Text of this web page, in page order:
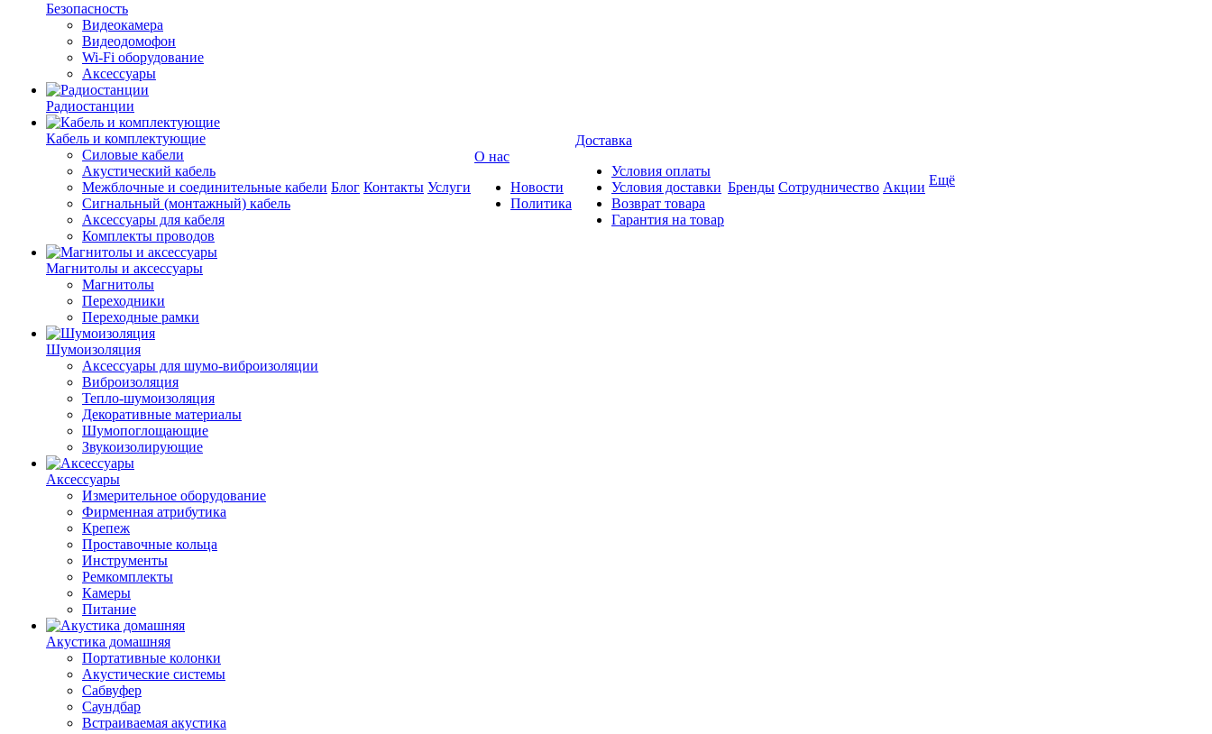
Безопасность
Видеокамера
Видеодомофон
Wi-Fi оборудование
Аксессуары
Радиостанции
Кабель и комплектующие
Силовые кабели
Акустический кабель
Межблочные и соединительные кабели
Сигнальный (монтажный) кабель
Аксессуары для кабеля
Комплекты проводов
Магнитолы и аксессуары
Магнитолы
Переходники
Переходные рамки
Шумоизоляция
Аксессуары для шумо-виброизоляции
Виброизоляция
Тепло-шумоизоляция
Декоративные материалы
Шумопоглощающие
Звукоизолирующие
Аксессуары
Измерительное оборудование
Фирменная атрибутика
Крепеж
Проставочные кольца
Инструменты
Ремкомплекты
Камеры
Питание
Акустика домашняя
Портативные колонки
Акустические системы
Сабвуфер
Саундбар
Встраиваемая акустика
Блог Контакты Услуги
О нас
Новости
Политика
Доставка
Условия оплаты
Условия доставки
Возврат товара
Гарантия на товар
Бренды Сотрудничество Акции Ещё